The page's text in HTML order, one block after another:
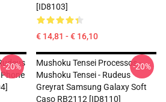
[ID8103]
€ 14,81 - € 16,10
-20%
Mushoku Tensei Processos -
Mushoku Tensei - Rudeus
Greyrat Samsung Galaxy Soft
Caso RB2112 [ID8110]
-20%